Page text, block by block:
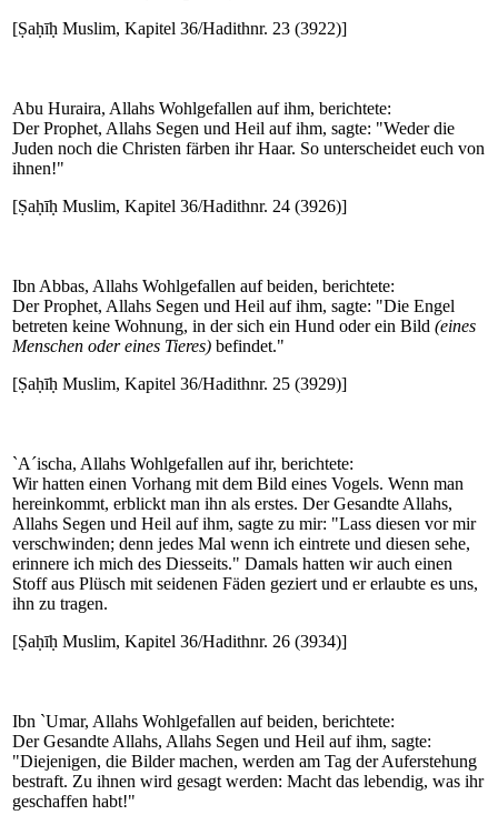
[Ṣaḥīḥ Muslim, Kapitel 36/Hadithnr. 23 (3922)]
Abu Huraira, Allahs Wohlgefallen auf ihm, berichtete:
Der Prophet, Allahs Segen und Heil auf ihm, sagte: "Weder die
Juden noch die Christen färben ihr Haar. So unterscheidet euch von
ihnen!"
[Ṣaḥīḥ Muslim, Kapitel 36/Hadithnr. 24 (3926)]
Ibn Abbas, Allahs Wohlgefallen auf beiden, berichtete:
Der Prophet, Allahs Segen und Heil auf ihm, sagte: "Die Engel
betreten keine Wohnung, in der sich ein Hund oder ein Bild (eines
Menschen oder eines Tieres) befindet."
[Ṣaḥīḥ Muslim, Kapitel 36/Hadithnr. 25 (3929)]
`A´ischa, Allahs Wohlgefallen auf ihr, berichtete:
Wir hatten einen Vorhang mit dem Bild eines Vogels. Wenn man
hereinkommt, erblickt man ihn als erstes. Der Gesandte Allahs,
Allahs Segen und Heil auf ihm, sagte zu mir: "Lass diesen vor mir
verschwinden; denn jedes Mal wenn ich eintrete und diesen sehe,
erinnere ich mich des Diesseits." Damals hatten wir auch einen
Stoff aus Plüsch mit seidenen Fäden geziert und er erlaubte es uns,
ihn zu tragen.
[Ṣaḥīḥ Muslim, Kapitel 36/Hadithnr. 26 (3934)]
Ibn `Umar, Allahs Wohlgefallen auf beiden, berichtete:
Der Gesandte Allahs, Allahs Segen und Heil auf ihm, sagte:
"Diejenigen, die Bilder machen, werden am Tag der Auferstehung
bestraft. Zu ihnen wird gesagt werden: Macht das lebendig, was ihr
geschaffen habt!"